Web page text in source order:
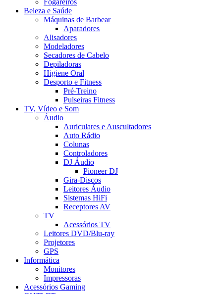
Fogareiros
Beleza e Saúde
Máquinas de Barbear
Aparadores
Alisadores
Modeladores
Secadores de Cabelo
Depiladoras
Higiene Oral
Desporto e Fitness
Pré-Treino
Pulseiras Fitness
TV, Vídeo e Som
Áudio
Auriculares e Auscultadores
Auto Rádio
Colunas
Controladores
DJ Áudio
Pioneer DJ
Gira-Discos
Leitores Áudio
Sistemas HiFi
Receptores AV
TV
Acessórios TV
Leitores DVD/Blu-ray
Projetores
GPS
Informática
Monitores
Impressoras
Acessórios Gaming